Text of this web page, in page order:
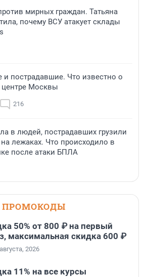
мирных граждан. Татьяна
почему ВСУ атакует склады
и пострадавшие. Что известно о
Москвы
216
в людей, пострадавших грузили
лежаках. Что происходило в
после атаки БПЛА
ПРОМОКОДЫ
50% от 800 ₽ на первый
максимальная скидка 600 ₽
2026
11% на все курсы